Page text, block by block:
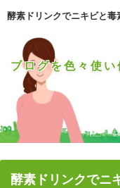
酵素ドリンクでニキビと
ブログを色々使い
酵素ドリンクでニ